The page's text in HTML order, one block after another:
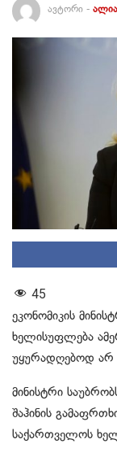
ავტორი - ალია
45
ეკონომიკის
ხელისუფლება
უყურადღებოდ არ
მინისტრი
შაჰინის
საქართველოს